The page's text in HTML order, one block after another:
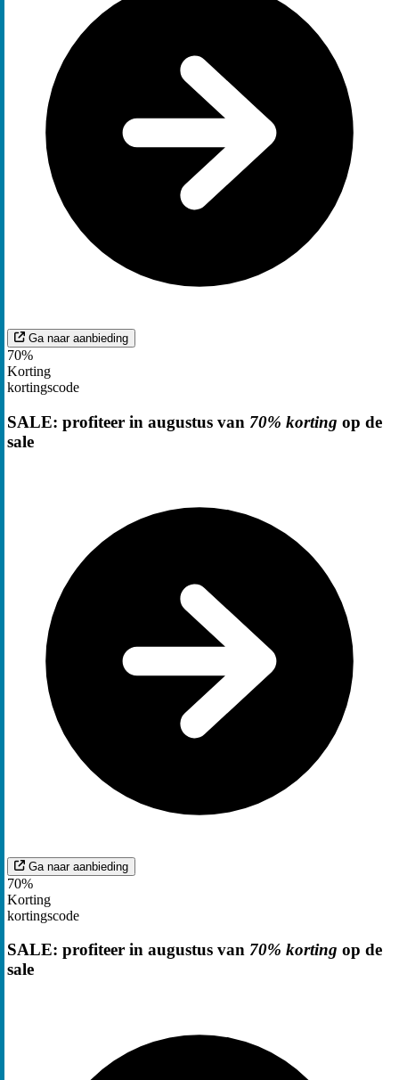
Ga naar aanbieding
70%
Korting
kortingscode
SALE: profiteer in augustus van 70% korting op de
sale
Ga naar aanbieding
70%
Korting
kortingscode
SALE: profiteer in augustus van 70% korting op de
sale